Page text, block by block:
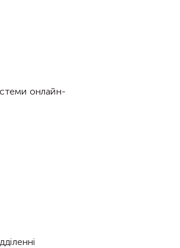
онлайн-